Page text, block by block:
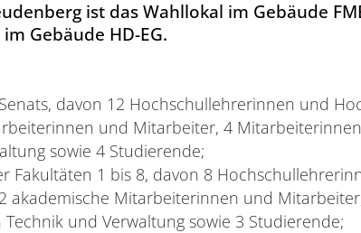
ist das Wahllokal im Gebäude
Gebäude HD-EG.
davon 12 Hochschullehrerinnen und
und Mitarbeiter, 4
sowie 4 Studierende;
Fakultäten 1 bis 8, davon 8
akademische Mitarbeiterinnen und
und Verwaltung sowie 3 Studierende;